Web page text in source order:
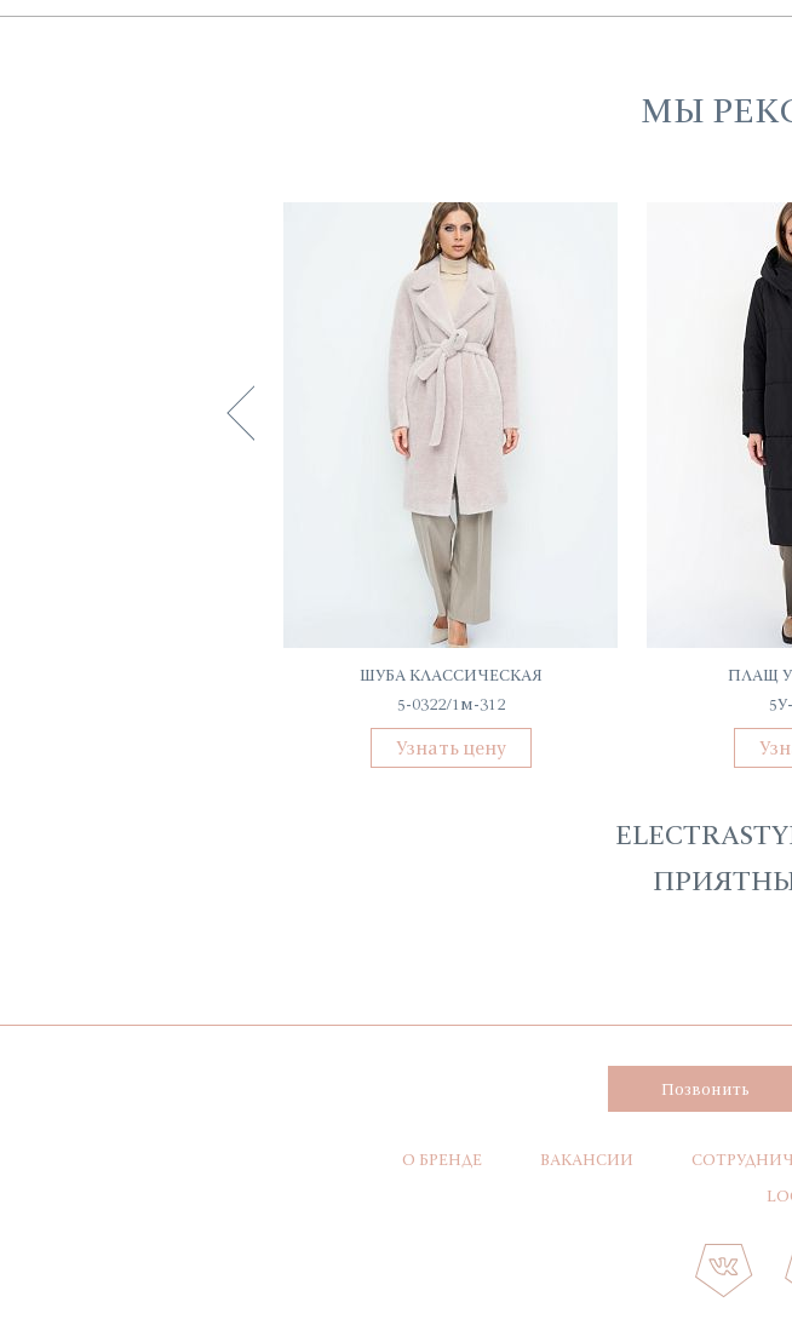
МЫ
ШУБА КЛАССИЧЕСКАЯ
5-0322/1м-312
Узнать цену
ПЛАЩ
Позвонить
О БРЕНДЕ ВАКАНСИИ